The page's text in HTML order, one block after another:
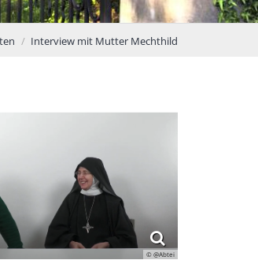
Interview mit Mutter Mechthild
© @Abtei